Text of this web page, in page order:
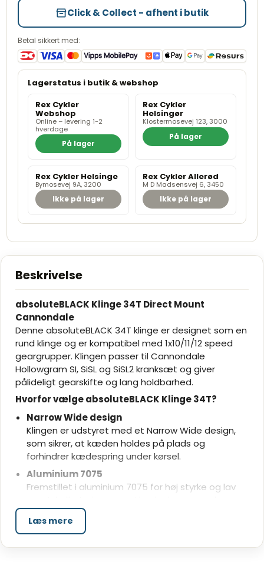
Click & Collect - afhent i butik
Betal sikkert med:
Rex Cykler
Webshop
Online – levering 1-2
hverdage
På lager
Rex Cykler
Helsingør
Klostermosevej 123, 3000
På lager
Rex Cykler Helsinge
Bymosevej 9A, 3200
Ikke på lager
Rex Cykler Allerød
M D Madsensvej 6, 3450
Ikke på lager
Beskrivelse
absoluteBLACK Klinge 34T Direct Mount
Cannondale
Denne absoluteBLACK 34T klinge er designet som en
rund klinge og er kompatibel med 1x10/11/12 speed
geargrupper. Klingen passer til Cannondale
Hollowgram SI, SiSL og SiSL2 kranksæt og giver
pålideligt gearskifte og lang holdbarhed.
Hvorfor vælge absoluteBLACK Klinge 34T?
Narrow Wide design
Klingen er udstyret med et Narrow Wide design,
som sikrer, at kæden holdes på plads og
forhindrer kædespring under kørsel.
Aluminium 7075
Fremstillet i aluminium 7075 for høj styrke og lav
krævende forhold.
Boostkompatibilitet
Læs mere